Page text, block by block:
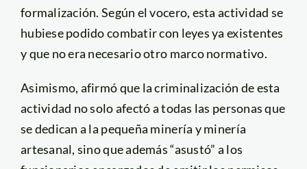
formalización. Según el vocero, esta actividad se
hubiese podido combatir con leyes ya existentes
y que no era necesario otro marco normativo.
Asimismo, afirmó que la criminalización de esta
actividad no solo afectó a todas las personas que
se dedican a la pequeña minería y minería
artesanal, sino que además “asustó” a los